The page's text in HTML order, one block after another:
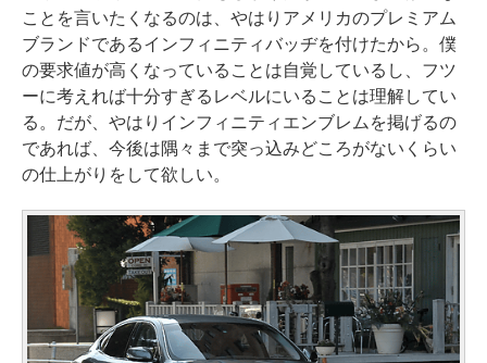
ことを言いたくなるのは、やはりアメリカのプレミアム
ブランドであるインフィニティバッヂを付けたから。僕
の要求値が高くなっていることは自覚しているし、フツ
ーに考えれば十分すぎるレベルにいることは理解してい
る。だが、やはりインフィニティエンブレムを掲げるの
であれば、今後は隅々まで突っ込みどころがないくらい
の仕上がりをして欲しい。